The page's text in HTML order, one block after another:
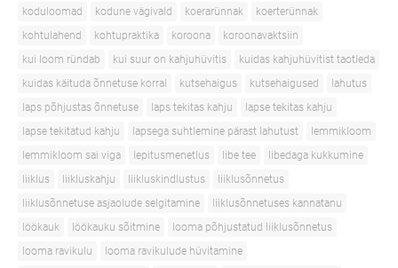
koduloomad
kodune vägivald koerarünnak
koerterünnak
kohtulahend
kohtupraktika koroona
koroonavaktsiin
kui loom ründab
kui suur on kahjuhüvitis
kuidas kahjuhüvitist taotleda
kuidas käituda õnnetuse korral
kutsehaigus kutsehaigused
lahutus
laps põhjustas õnnetuse
laps tekitas kahju
lapse tekitas kahju
lapse tekitatud kahju
lapsega suhtlemine pärast lahutust
lemmikloom
lemmikloom sai viga
lepitusmenetlus libe tee
libedaga kukkumine
liiklus
liikluskahju liikluskindlustus
liiklusõnnetus
liiklusõnnetuse asjaolude selgitamine
liiklusõnnetuses kannatanu
löökauk
löökauku sõitmine
looma põhjustatud liiklusõnnetus
looma ravikulu
looma ravikulude hüvitamine